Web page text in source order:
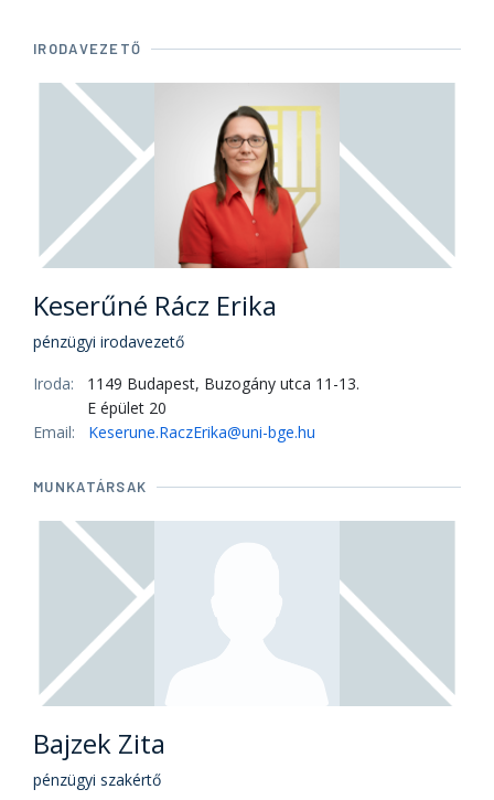
IRODAVEZETŐ
Keserűné Rácz Erika
pénzügyi irodavezető
Iroda:
1149 Budapest, Buzogány utca 11-13.
E épület 20
Email:
Keserune.RaczErika@uni-bge.hu
MUNKATÁRSAK
Bajzek Zita
pénzügyi szakértő